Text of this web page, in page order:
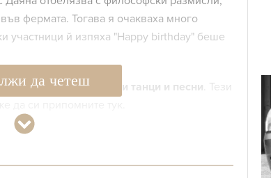
фермата. Тогава я очакваха много
участници й изпяха "Happy birthday" беше
шоу с фокуси танци и песни . Тези
някои от изненадите.
обаче си спомнят, че след
да четеш